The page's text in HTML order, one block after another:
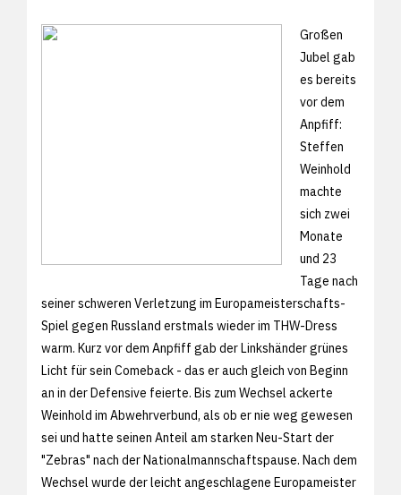
Großen
Jubel gab
es bereits
vor dem
Anpfiff:
Steffen
Weinhold
machte
sich zwei
Monate
und 23
Tage nach
seiner schweren Verletzung im Europameisterschafts-
Spiel gegen Russland erstmals wieder im THW-Dress
warm. Kurz vor dem Anpfiff gab der Linkshänder grünes
Licht für sein Comeback - das er auch gleich von Beginn
an in der Defensive feierte. Bis zum Wechsel ackerte
Weinhold im Abwehrverbund, als ob er nie weg gewesen
sei und hatte seinen Anteil am starken Neu-Start der
"Zebras" nach der Nationalmannschaftspause. Nach dem
Wechsel wurde der leicht angeschlagene Europameister